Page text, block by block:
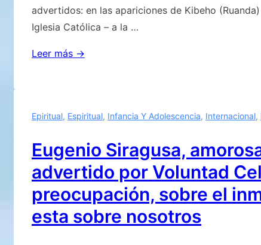
advertidos: en las apariciones de Kibeho
Iglesia Católica – a la …
«Fuimos
apariciones
Kibeho
(Ruanda)
oficialmente
reconocidas
Leer más →
Epiritual, Espiritual, Infancia Y Adolescencia, Internacional,
Eugenio Siragusa,
advertido por Voluntad
preocupación, sobre el
esta sobre nosotros